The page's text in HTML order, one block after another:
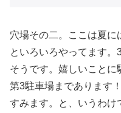
穴場その二。ここは夏に
といろいろやってます
そうです。嬉しいことに
第3駐車場まであります
すみます。と、いうわけ